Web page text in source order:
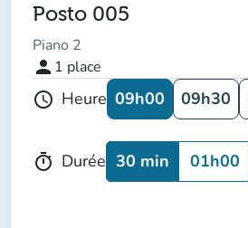
Posto 005
Piano 2
person 1 place
schedule Heure 09h00 09h30
timer Durée 30 min 01h00